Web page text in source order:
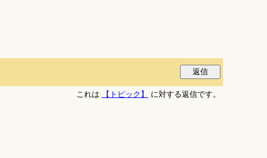
これは
【トピック】 に対する返信です。